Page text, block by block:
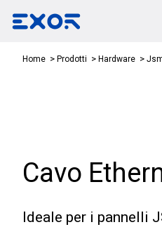
Home Prodotti Hardware
Cavo
Ideale per i pannelli